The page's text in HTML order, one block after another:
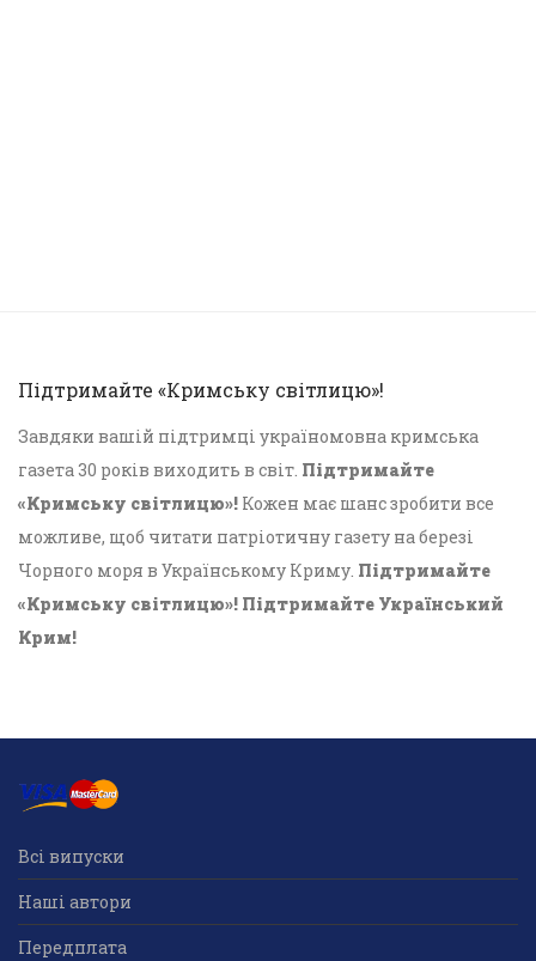
Підтримайте «Кримську світлицю»!
Завдяки вашій підтримці україномовна кримська
газета 30 років виходить в світ. Підтримайте
«Кримську світлицю»! Кожен має шанс зробити все
можливе, щоб читати патріотичну газету на березі
Чорного моря в Українському Криму. Підтримайте
«Кримську світлицю»! Підтримайте Український
Крим!
Всі випуски
Наші автори
Передплата